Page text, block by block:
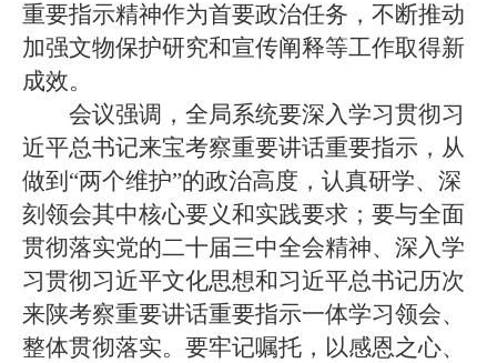
重要指示精神作为首要政治任务，不断推动
加强文物保护研究和宣传阐释等工作取得新
成效。
会议强调，全局系统要深入学习贯彻习
近平总书记来宝考察重要讲话重要指示，从
做到“两个维护”的政治高度，认真研学、深
刻领会其中核心要义和实践要求；要与全面
贯彻落实党的二十届三中全会精神、深入学
习贯彻习近平文化思想和习近平总书记历次
来陕考察重要讲话重要指示一体学习领会、
整体贯彻落实。要牢记嘱托，以感恩之心、